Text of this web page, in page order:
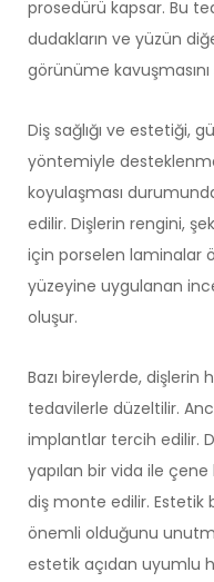
prosedürü kapsar. Bu
dudakların ve yüzün
görünüme
Diş sağlığı ve estetiği,
yöntemiyle
koyulaşması
edilir. Dişlerin rengini,
için porselen laminalar
yüzeyine uygulanan
oluşur.
Bazı bireylerde, dişlerin
tedavilerle düzeltilir.
implantlar tercih edilir.
yapılan bir vida ile
diş monte edilir. Estetik
önemli olduğunu
estetik açıdan uyumlu